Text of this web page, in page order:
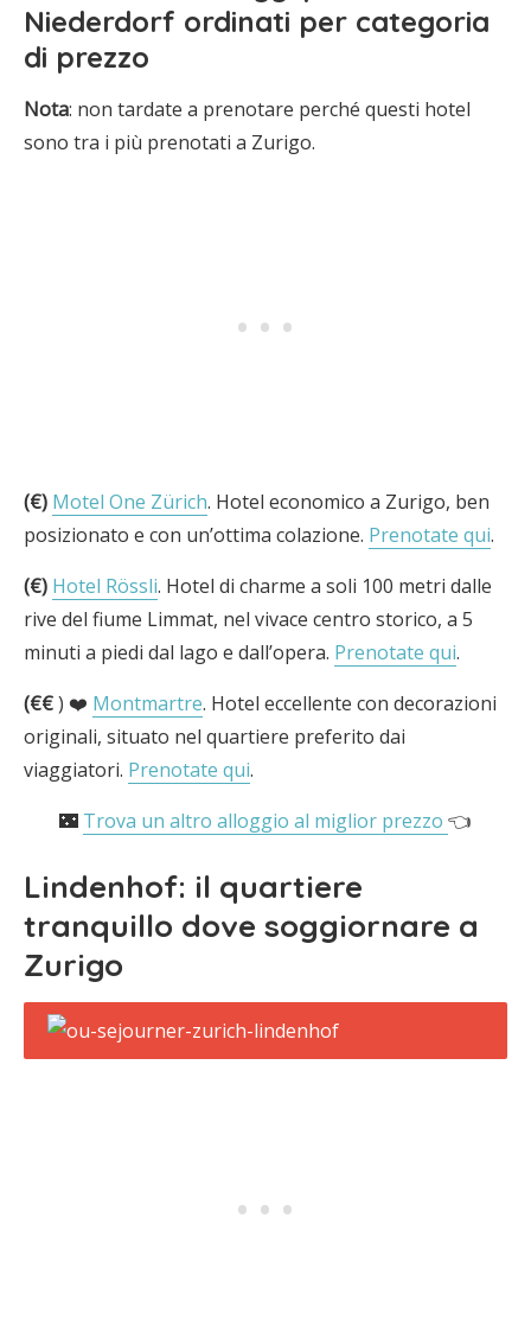
Niederdorf ordinati per categoria
di prezzo
Nota: non tardate a prenotare perché questi hotel
sono tra i più prenotati a Zurigo.
(€) Motel One Zürich. Hotel economico a Zurigo, ben
posizionato e con un’ottima colazione. Prenotate qui.
(€) Hotel Rössli. Hotel di charme a soli 100 metri dalle
rive del fiume Limmat, nel vivace centro storico, a 5
minuti a piedi dal lago e dall’opera. Prenotate qui.
(€€) ❤️ Montmartre. Hotel eccellente con decorazioni
originali, situato nel quartiere preferito dai
viaggiatori. Prenotate qui.
🌃 Trova un altro alloggio al miglior prezzo 👈
Lindenhof: il quartiere
tranquillo dove soggiornare a
Zurigo